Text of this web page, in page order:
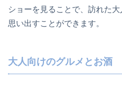
ショーを見ることで、訪れた
思い出すことができます。
大人向けのグルメとお酒